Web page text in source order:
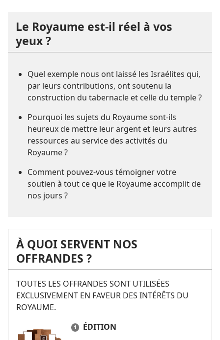
Le Royaume est-​il réel à vos
yeux ?
Quel exemple nous ont laissé les Israélites qui,
par leurs contributions, ont soutenu la
construction du tabernacle et celle du temple ?
Pourquoi les sujets du Royaume sont-​ils
heureux de mettre leur argent et leurs autres
ressources au service des activités du
Royaume ?
Comment pouvez-​vous témoigner votre
soutien à tout ce que le Royaume accomplit de
nos jours ?
À QUOI SERVENT NOS
OFFRANDES ?
TOUTES LES OFFRANDES SONT UTILISÉES
EXCLUSIVEMENT EN FAVEUR DES INTÉRÊTS DU
ROYAUME.
ÉDITION